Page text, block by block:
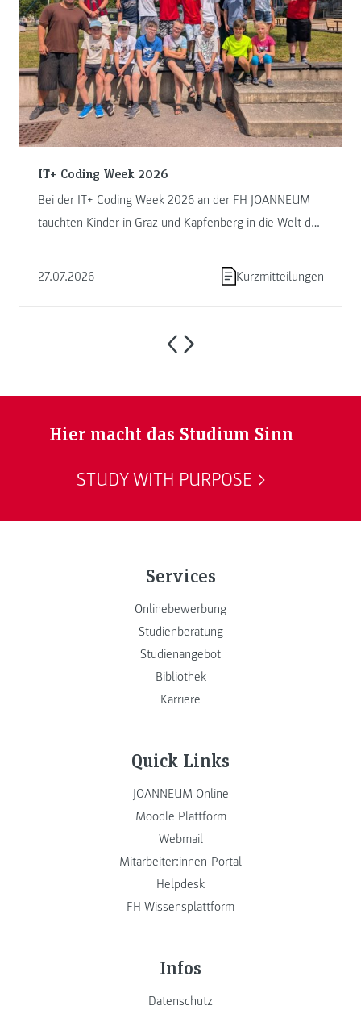
IT+ Coding Week 2026
Bei der IT+ Coding Week 2026 an der FH JOANNEUM
tauchten Kinder in Graz und Kapfenberg in die Welt des
27.07.2026
Kurzmitteilungen
Hier macht das Studium Sinn
STUDY WITH PURPOSE
Services
Onlinebewerbung
Studienberatung
Studienangebot
Bibliothek
Karriere
Quick Links
JOANNEUM Online
Moodle Plattform
Webmail
Mitarbeiter:innen-Portal
Helpdesk
FH Wissensplattform
Infos
Datenschutz